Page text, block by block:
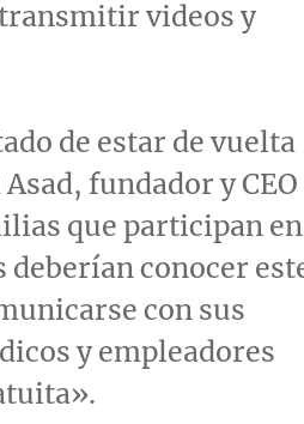
videos y
de estar de vuelta
Asad, fundador y CEO
que participan en
conocer
con sus
y empleadores